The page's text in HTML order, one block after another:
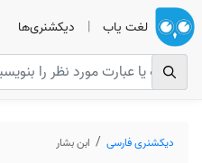
لغت یاب | دیکشنری‌ها
دیکشنری فارسی ابن بشار